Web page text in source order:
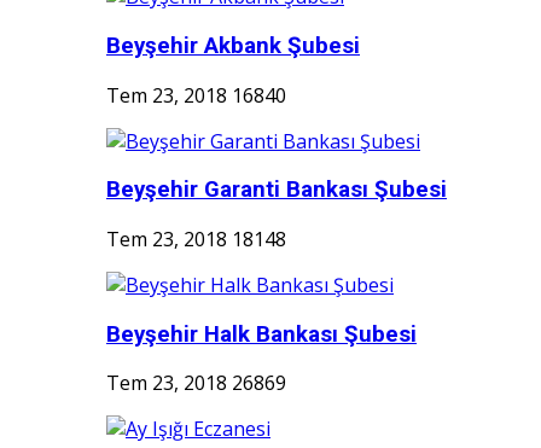
Beyşehir Akbank Şubesi
Tem 23, 2018 16840
Beyşehir Garanti Bankası Şubesi
Tem 23, 2018 18148
Beyşehir Halk Bankası Şubesi
Tem 23, 2018 26869